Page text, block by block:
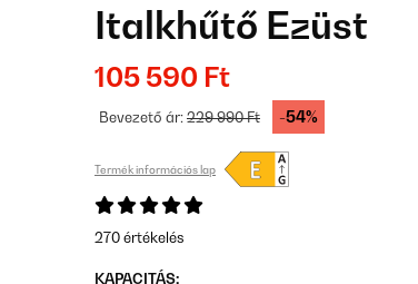
Italkhűtő Ezüst
105 590 Ft
Bevezető ár:229 990 Ft -54%
Termék információs lap
270 értékelés
KAPACITÁS: